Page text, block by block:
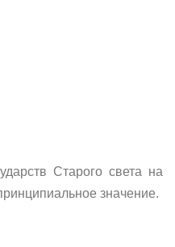
Старого света на
значение.